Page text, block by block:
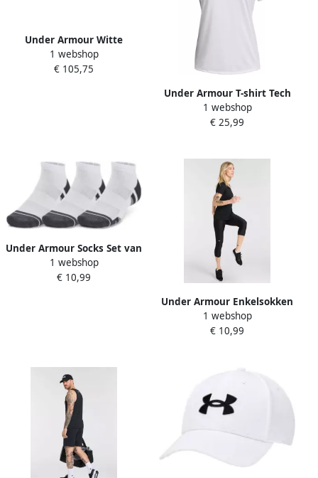
Under Armour Witte
Hybride Broeken voor
Vrouwen White Dames
1 webshop
€ 105,75
Under Armour T-shirt Tech
(1-delig)
1 webshop
€ 25,99
Under Armour Socks Set van
3 Perfor ce Tech laag
uitgesneden sokken
1 webshop
€ 10,99
Under Armour Enkelsokken
Unisex UA Perfor ce Tech-
Vootjes in 3-Pack (set 3
1 webshop
€ 10,99